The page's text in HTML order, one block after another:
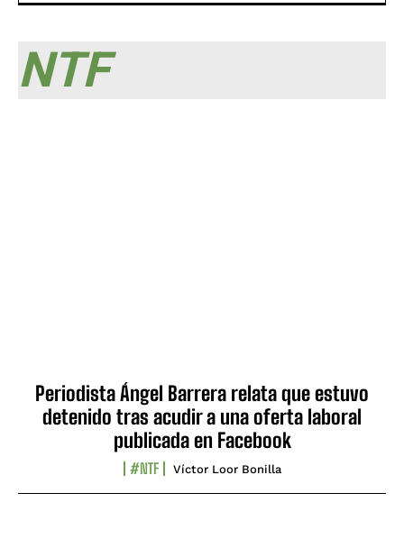
NTF
Periodista Ángel Barrera relata que estuvo
detenido tras acudir a una oferta laboral
publicada en Facebook
#NTF Víctor Loor Bonilla